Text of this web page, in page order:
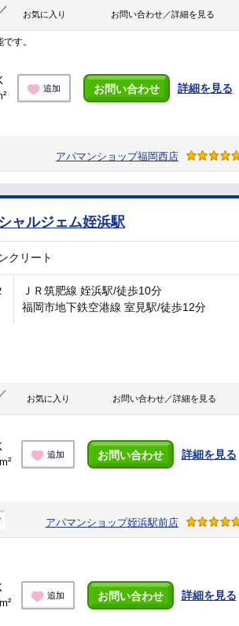
お気に入り お問い合わせ／詳細を見る
す。
追加 お問い合わせ 詳細を見る
アパマンショップ福岡西店
ャルジェム姪浜駅
クリート
ＪＲ筑肥線 姪浜駅/徒歩10分
福岡市地下鉄空港線 室見駅/徒歩12分
お気に入り お問い合わせ／詳細を見る
追加 お問い合わせ 詳細を見る
アパマンショップ姪浜駅前店
追加 お問い合わせ 詳細を見る